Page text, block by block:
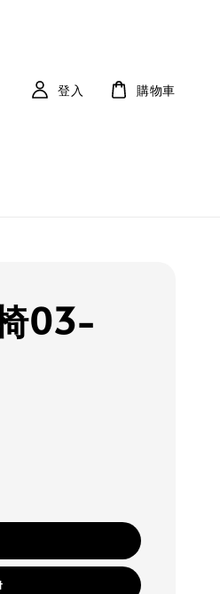
登入 購物車
03-